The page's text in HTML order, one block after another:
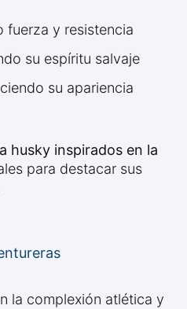
fuerza y resistencia
su espíritu salvaje
su apariencia
husky inspirados en la
para destacar sus
la complexión atlética y